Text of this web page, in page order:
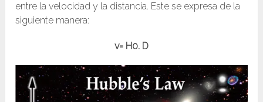
entre la velocidad y la distancia. Este se expresa de la
siguiente manera:
v= H0. D